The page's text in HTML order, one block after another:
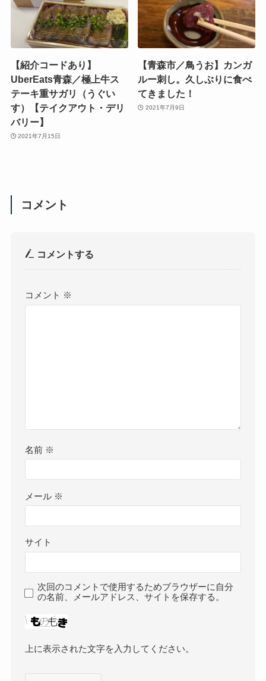
【紹介コードあり】
UberEats青森／極上牛ス
テーキ重サガリ（うぐい
す）【テイクアウト・デリ
バリー】
2021年7月15日
【青森市／鳥うお】カンガ
ルー刺し。久しぶりに食べ
てきました！
2021年7月9日
コメント
コメントする
コメント ※
名前 ※
メール ※
サイト
次回のコメントで使用するためブラウザーに自分
の名前、メールアドレス、サイトを保存する。
上に表示された文字を入力してください。